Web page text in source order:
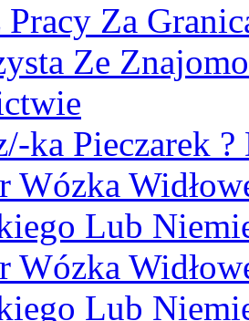
Pracy Za
Ze
ka Pieczarek
Wózka
Lub
Wózka
Lub